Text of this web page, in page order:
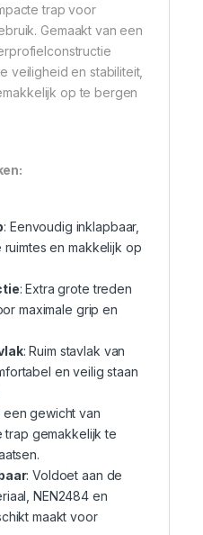
trap voor
Gemaakt van een
veiligheid en stabiliteit,
op te bergen
: Eenvoudig inklapbaar,
en makkelijk op
: Extra grote treden
maximale grip en
: Ruim stavlak van
en veilig staan
een gewicht van
trap gemakkelijk te
: Voldoet aan de
NEN2484 en
maakt voor